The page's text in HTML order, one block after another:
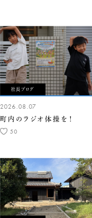
社長ブログ
2026.08.07
町内のラジオ体操を！
50